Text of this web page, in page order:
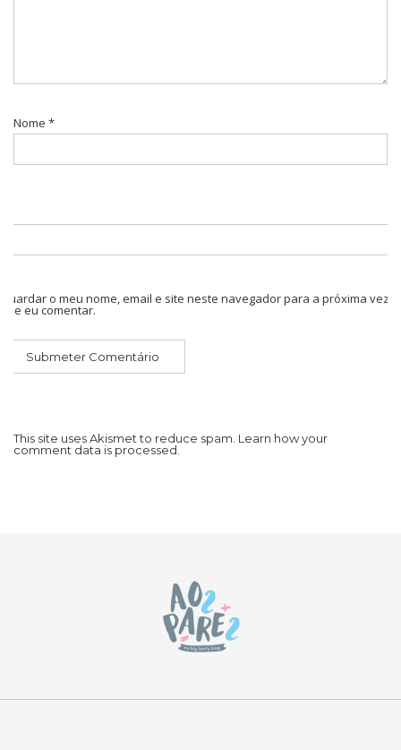
Nome *
Guardar o meu nome, email e site neste navegador para a próxima vez
que eu comentar.
This site uses Akismet to reduce spam. Learn how your
comment data is processed.